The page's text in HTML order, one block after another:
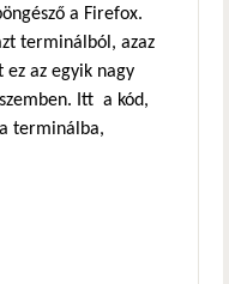
a Firefox.
terminálból, azaz
az egyik nagy
Itt a kód,
terminálba,